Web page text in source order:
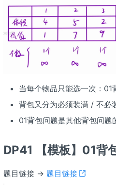
当每个物品只能选一次：01
背包又分为必须装满 / 不必
01背包问题是其他背包问题
DP41 【模板】01背
题目链接 → 题目链接